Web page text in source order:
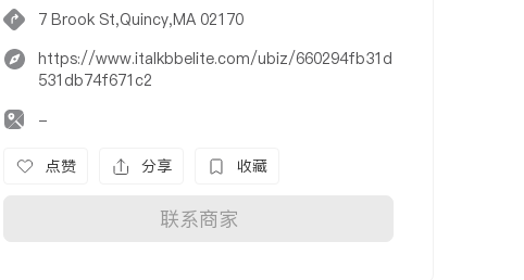
7 Brook St,Quincy,MA 02170
https://www.italkbbelite.com/ubiz/660294fb31d
531db74f671c2
-
点赞 分享 收藏
联系商家